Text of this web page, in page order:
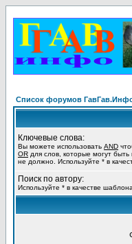
Список форумов
Ключевые слова:
Вы можете использовать AND
OR для слов, которые могут быть
не должно. Используйте * в
Поиск по автору:
Используйте * в качестве шаблона